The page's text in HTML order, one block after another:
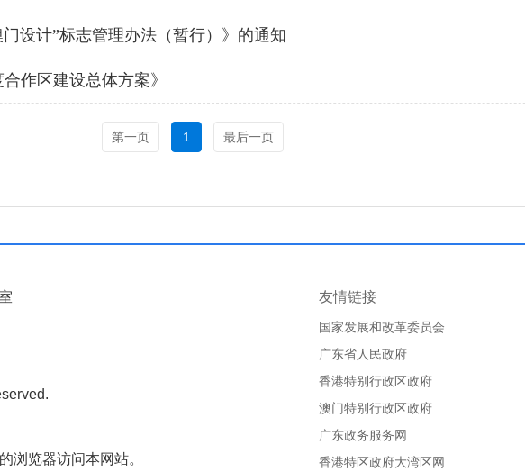
设计”标志管理办法（暂行）》的通知
作区建设总体方案》
第一页 1 最后一页
浏览器访问本网站。
友情链接
国家发展和改革委员会
广东省人民政府
香港特别行政区政府
澳门特别行政区政府
广东政务服务网
香港特区政府大湾区网